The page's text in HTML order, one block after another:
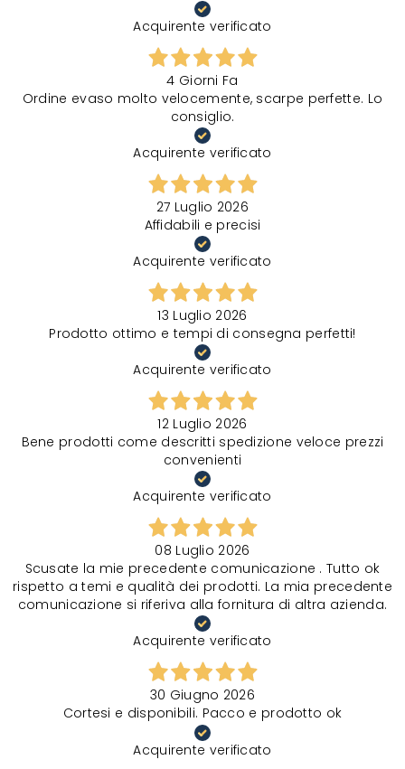
Acquirente verificato
4 Giorni Fa
Ordine evaso molto velocemente, scarpe perfette. Lo
consiglio.
Acquirente verificato
27 Luglio 2026
Affidabili e precisi
Acquirente verificato
13 Luglio 2026
Prodotto ottimo e tempi di consegna perfetti!
Acquirente verificato
12 Luglio 2026
Bene prodotti come descritti spedizione veloce prezzi
convenienti
Acquirente verificato
08 Luglio 2026
Scusate la mie precedente comunicazione . Tutto ok
rispetto a temi e qualità dei prodotti. La mia precedente
comunicazione si riferiva alla fornitura di altra azienda.
Acquirente verificato
30 Giugno 2026
Cortesi e disponibili. Pacco e prodotto ok
Acquirente verificato